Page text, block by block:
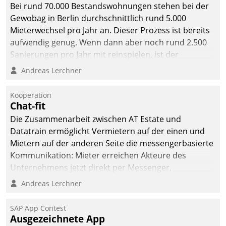
Bei rund 70.000 Bestandswohnungen stehen bei der
Gewobag in Berlin durchschnittlich rund 5.000
Mieterwechsel pro Jahr an. Dieser Prozess ist bereits
aufwendig genug. Wenn dann aber noch rund 2.500
Sanierungen pro Jahr mit reinspielen, ist der
Betreuungs- und Organisationsaufwand immens. Im
kommunale Wohnungsbauunternehmen daher
gemeinsam mit der Berliner Datatrain GmbH den
Teilprozess der Objektsanierung digitalisiert.
Andreas Lerchner
Kooperation
Chat-fit
Die Zusammenarbeit zwischen AT Estate und
Datatrain ermöglicht Vermietern auf der einen und
Mietern auf der anderen Seite die messengerbasierte
Kommunikation: Mieter erreichen Akteure des
Unternehmens jetzt direkt per Messenger,
Mitarbeiter oder Dienstleister empfangen oder
Andreas Lerchner
SAP App Contest
Ausgezeichnete App